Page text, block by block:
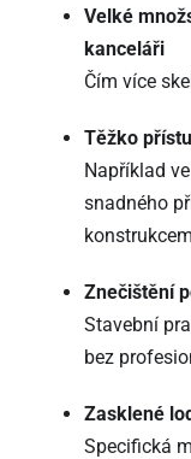
Velké
kanceláři
Čím více
Těžko
Například
snadného
Znečištění
Stavební
bez
Zasklené
Specifická